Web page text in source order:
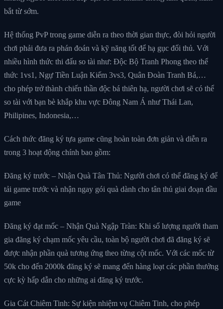
bắt từ sớm.
Hệ thống PvP trong game diễn ra theo thời gian thực, đòi hỏi người
chơi phải đưa ra phán đoán và kỹ năng tốt để hạ gục đối thủ. Với
nhiều hình thức thi đấu so tài như: Độc Bộ Tranh Phong theo thể
thức 1vs1, Ngự Tiền Luận Kiếm 3vs3, Quân Đoàn Tranh Bá,…
cho phép trở thành chiến thần độc bá thiên hạ, người chơi sẽ có thể
so tài với bạn bè khắp khu vực Đông Nam Á như Thái Lan,
Philipines, Indonesia,…
Cách thức đăng ký tựa game cũng hoàn toàn đơn giản và diễn ra
trong 3 hoạt động chính bao gồm:
Đăng ký trước – Nhận Quà Tân Thủ: Người chơi có thể đăng ký để
tải game trước và nhận ngay gói quà dành cho tân thủ giai đoạn đầu
game
Đăng ký đạt mốc – Nhận Quà Ngập Tràn: Khi số lượng người tham
gia đăng ký chạm mốc yêu cầu, toàn bộ người chơi đã đăng ký sẽ
được nhận phần quà tương ứng theo từng cột mốc. Với các mốc từ
50k cho đến 2000k đăng ký sẽ mang đến hàng loạt các phần thưởng
cực kỳ hấp dẫn cho những ai đăng ký trước.
Gia Cát Chiêm Tinh: Sự kiện nhiệm vụ Chiêm Tinh, cho phép